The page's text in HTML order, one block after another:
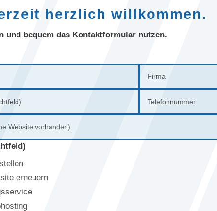
herzlich willkommen.
und bequem das Kontaktformular nutzen.
erneuern